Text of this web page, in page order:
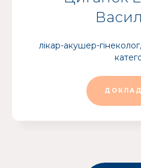
лікар-акушер-